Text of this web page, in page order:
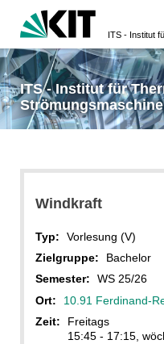
ITS - Institut für
Windkraft
Typ:
Vorlesung (V)
Zielgruppe:
Bachelor
Semester:
WS 25/26
Ort:
10.91 Ferdinand-
Zeit:
Freitags
15:45 - 17:15,